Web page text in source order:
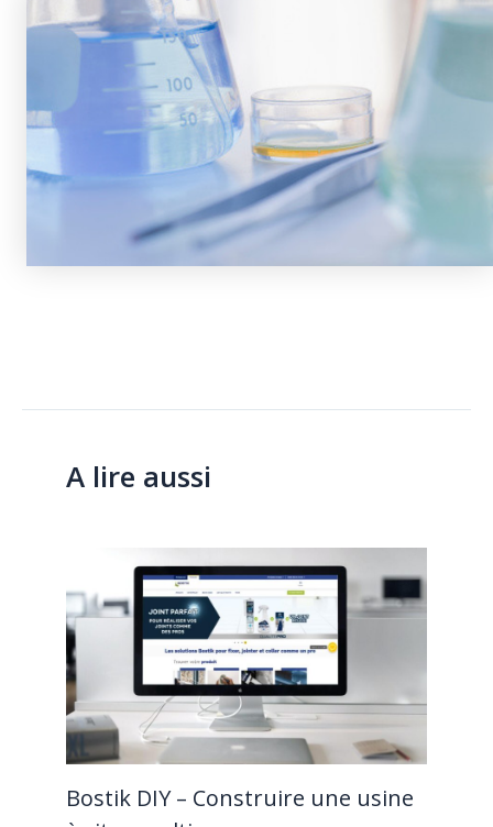
A lire aussi
Bostik DIY – Construire une usine